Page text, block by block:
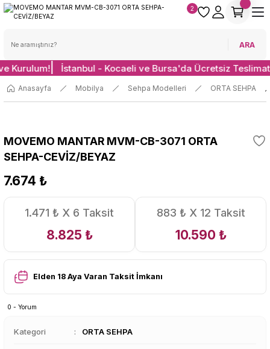
ARA
2
Kurulum! İstanbul - Kocaeli ve Bursa'da Ücretsiz
Anasayfa Mobilya Sehpa Modelleri ORTA SEHPA
MOVEMO MANTAR MVM-CB-3071 ORTA
SEHPA-CEVİZ/BEYAZ
7.674 ₺
1.471 ₺ X 6 Taksit
8.825 ₺
883 ₺ X 12 Taksit
10.590 ₺
Elden 18 Aya Varan Taksit İmkanı
0 - Yorum
Kategori ORTA SEHPA